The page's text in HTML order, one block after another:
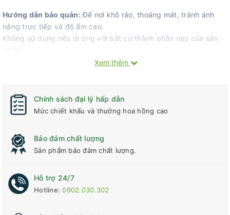
Hướng dẫn bảo quản: Để nơi khô ráo, thoáng mát, tránh ánh
nắng trực tiếp và độ ẩm cao.
Không sử dụng nếu dị ứng với bất cứ thành phần nào của sản
Xem thêm
Chính sách đại lý hấp dẫn
Mức chiết khấu và thưởng hoa hồng cao
Bảo đảm chất lượng
Sản phẩm bảo đảm chất lượng.
Hỗ trợ 24/7
Hotline:0902.030.302